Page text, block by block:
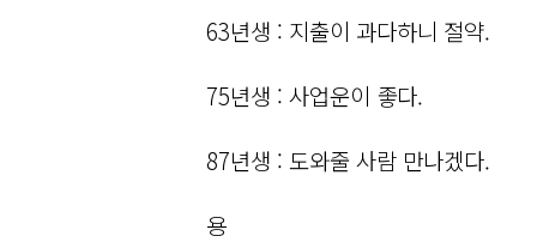
63년생 : 지출이 과다하니 절약.
75년생 : 사업운이 좋다.
87년생 : 도와줄 사람 만나겠다.
용